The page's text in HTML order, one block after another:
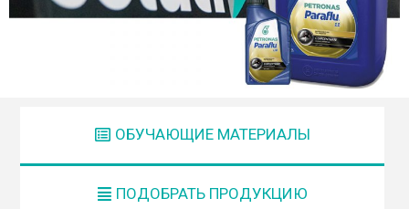
ОБУЧАЮЩИЕ МАТЕРИАЛЫ
ПОДОБРАТЬ ПРОДУКЦИЮ